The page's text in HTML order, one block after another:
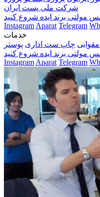
شرکت ملی پست ایران
مولتی برند ایده شروع کنید
Instagram Aparat Telegram
خدمات
چاپ ست اداری پوستر
مولتی برند ایده شروع کنید
Instagram Aparat Telegram